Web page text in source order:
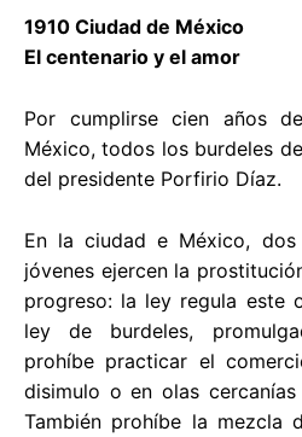
1910 Ciudad de México
El centenario y el amor
Por cumplirse cien años
México, todos los burdeles
del presidente Porfirio Díaz.
En la ciudad e México,
jóvenes ejercen la
progreso: la ley regula este
ley de burdeles,
prohíbe practicar el
disimulo o en olas
También prohíbe la mezcla